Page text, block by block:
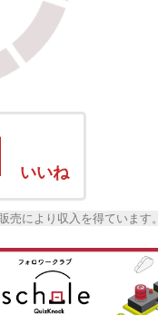
いいね
により収入を得ています。